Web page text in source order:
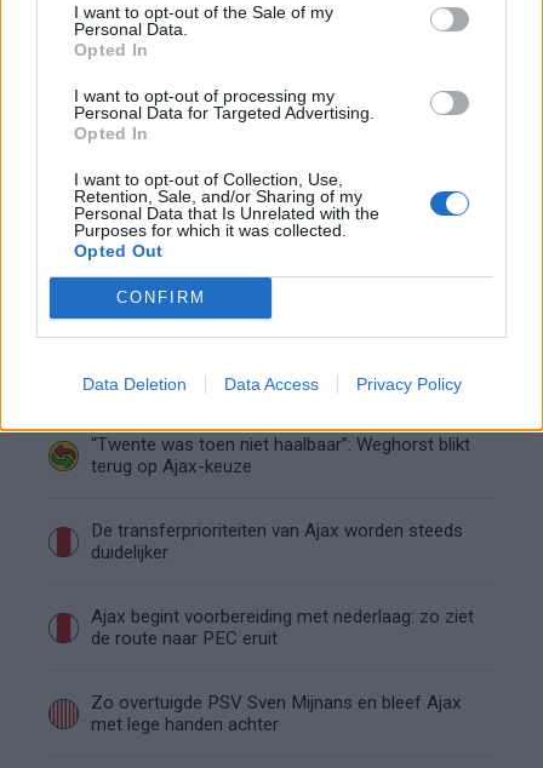
I want to opt-out of the Sale of my
Personal Data.
Opted In
I want to opt-out of processing my
Personal Data for Targeted Advertising.
Opted In
I want to opt-out of Collection, Use,
Retention, Sale, and/or Sharing of my
Personal Data that Is Unrelated with the
Purposes for which it was collected.
Opted Out
CONFIRM
Data Deletion Data Access Privacy Policy
De terugkeer van Daley Blind past in een groter
plan van Ajax
Kritiek op Engels van Míchel genuanceerd: ‘Ajax-
spelers snappen dat echt wel’
De eerste Míchel-dagen bij Ajax: Blind coacht,
Gloukh krijgt standje en Ceballos wordt gebeld
Steur kiest voor Newcastle na gemiste
duidelijkheid bij Ajax
Blind kan bij Ajax de speler naast Míchel worden
“Twente was toen niet haalbaar”: Weghorst blikt
terug op Ajax-keuze
De transferprioriteiten van Ajax worden steeds
duidelijker
Ajax begint voorbereiding met nederlaag: zo ziet
de route naar PEC eruit
Zo overtuigde PSV Sven Mijnans en bleef Ajax
met lege handen achter